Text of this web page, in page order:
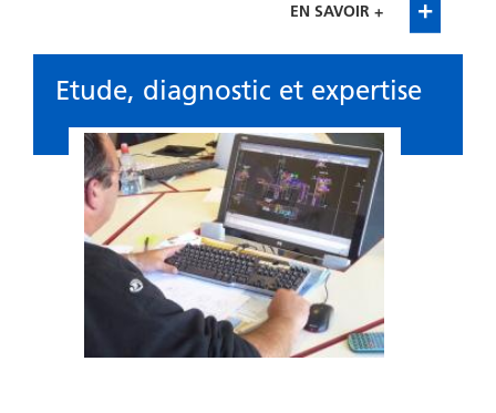
EN SAVOIR +
Etude, diagnostic et expertise